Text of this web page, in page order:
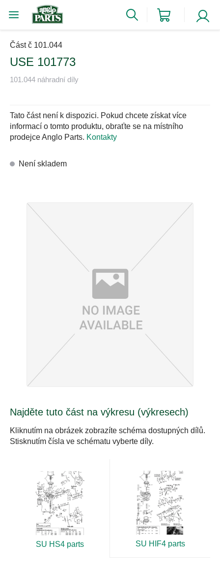
Část č 101.044
USE 101773
101.044 náhradní díly
Tato část není k dispozici. Pokud chcete získat více
informací o tomto produktu, obraťte se na místního
prodejce Anglo Parts. Kontakty
Není skladem
Najděte tuto část na výkresu (výkresech)
Kliknutím na obrázek zobrazíte schéma dostupných dílů.
Stisknutím čísla ve schématu vyberte díly.
SU HS4 parts SU HIF4 parts